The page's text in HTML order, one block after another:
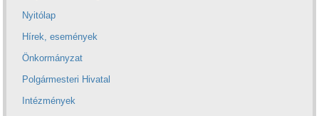
Nyitólap
Hírek, események
Önkormányzat
Polgármesteri Hivatal
Intézmények